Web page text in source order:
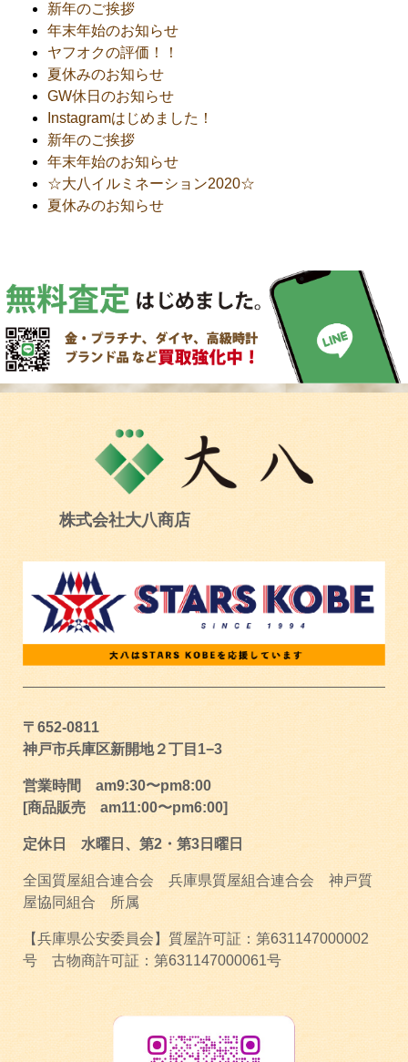
新年のご挨拶
年末年始のお知らせ
ヤフオクの評価！！
夏休みのお知らせ
GW休日のお知らせ
Instagramはじめました！
新年のご挨拶
年末年始のお知らせ
☆大八イルミネーション2020☆
夏休みのお知らせ
株式会社大八商店
〒652-0811
神戸市兵庫区新開地２丁目1−3
営業時間 am9:30〜pm8:00
[商品販売 am11:00〜pm6:00]
定休日 水曜日、第2・第3日曜日
全国質屋組合連合会 兵庫県質屋組合連合会 神戸質
屋協同組合 所属
【兵庫県公安委員会】 質屋許可証：第631147000002
号 古物商許可証：第631147000061号